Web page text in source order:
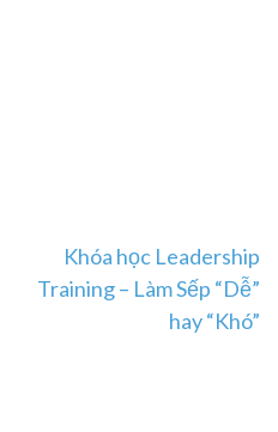
Khóa học Leadership
Training – Làm Sếp “Dễ”
hay “Khó”